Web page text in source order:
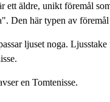
ett äldre, unikt föremål
Den här typen av
ljuset noga.
en Tomtenisse.